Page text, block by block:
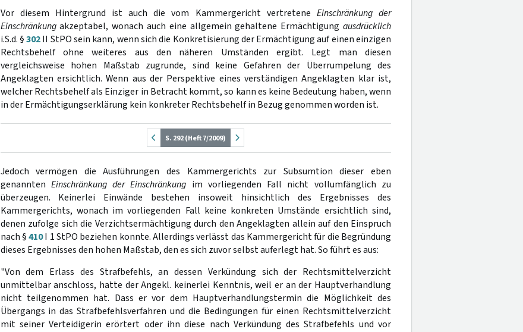
Vor diesem Hintergrund ist auch die vom Kammergericht vertretene Einschränkung der
Einschränkungakzeptabel, wonach auch eine allgemein gehaltene Ermächtigung ausdrücklich
i.S.d. §302II StPO sein kann, wenn sich die Konkretisierung der Ermächtigung auf einen einzigen
Rechtsbehelf ohne weiteres aus den näheren Umständen ergibt. Legt man diesen
vergleichsweise hohen Maßstab zugrunde, sind keine Gefahren der Überrumpelung des
Angeklagten ersichtlich. Wenn aus der Perspektive eines verständigen Angeklagten klar ist,
welcher Rechtsbehelf als Einziger in Betracht kommt, so kann es keine Bedeutung haben, wenn
in der Ermächtigungserklärung kein konkreter Rechtsbehelf in Bezug genommen worden ist.
S. 292 (Heft 7/2009)
Jedoch vermögen die Ausführungen des Kammergerichts zur Subsumtion dieser eben
genannten Einschränkung der Einschränkung im vorliegenden Fall nicht vollumfänglich zu
überzeugen. Keinerlei Einwände bestehen insoweit hinsichtlich des Ergebnisses des
Kammergerichts, wonach im vorliegenden Fall keine konkreten Umstände ersichtlich sind,
denen zufolge sich die Verzichtsermächtigung durch den Angeklagten allein auf den Einspruch
nach §410I 1 StPO beziehen konnte. Allerdings verlässt das Kammergericht für die Begründung
dieses Ergebnisses den hohen Maßstab, den es sich zuvor selbst auferlegt hat. So führt es aus:
"Von dem Erlass des Strafbefehls, an dessen Verkündung sich der Rechtsmittelverzicht
unmittelbar anschloss, hatte der Angekl. keinerlei Kenntnis, weil er an der Hauptverhandlung
nicht teilgenommen hat. Dass er vor dem Hauptverhandlungstermin die Möglichkeit des
Übergangs in das Strafbefehlsverfahren und die Bedingungen für einen Rechtsmittelverzicht
mit seiner Verteidigerin erörtert oder ihn diese nach Verkündung des Strafbefehls und vor